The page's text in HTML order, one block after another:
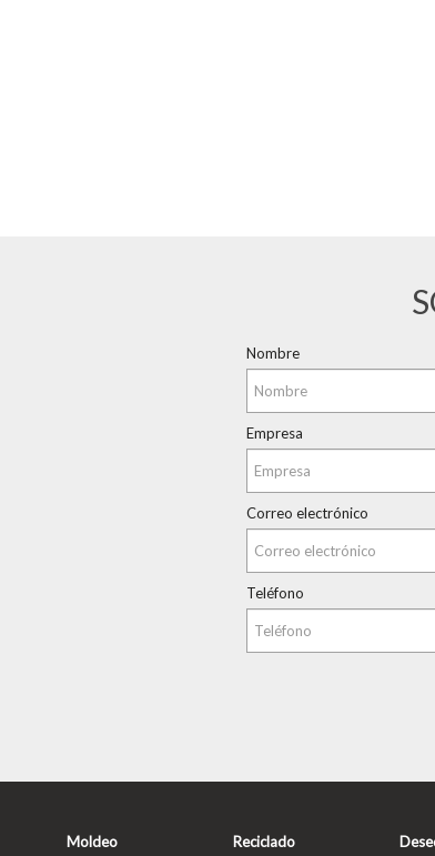
Nombre
Empresa
Correo electrónico
Teléfono
Moldeo Reciclado